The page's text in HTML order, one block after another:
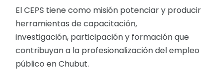
El CEPS tiene como misión potenciar y producir
herramientas de capacitación,
investigación, participación y formación que
contribuyan a la profesionalización del empleo
público en Chubut.